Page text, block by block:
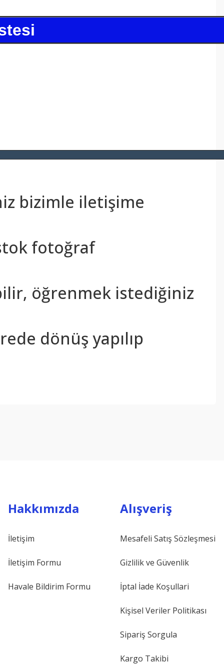
bizimle iletişime
fotoğraf
öğrenmek istediğiniz
dönüş yapılıp
Hakkımızda
İletişim
İletişim Formu
Havale Bildirim Formu
Alışveriş
Mesafeli Satış Sözleşmesi
Gizlilik ve Güvenlik
İptal İade Koşullari
Kişisel Veriler Politikası
Sipariş Sorgula
Kargo Takibi